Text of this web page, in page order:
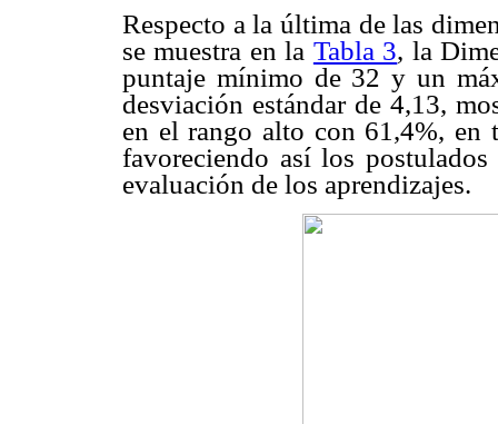
Respecto a la última de las
se muestra en la Tabla 3, la
puntaje mínimo de 32 y un
desviación estándar de 4,13,
en el rango alto con 61,4%, en
favoreciendo así los
evaluación de los aprendizajes.